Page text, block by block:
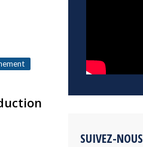
SUIVEZ-NOUS